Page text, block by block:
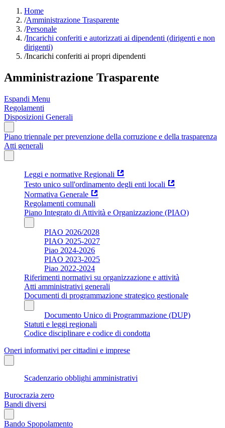
Home
/Amministrazione Trasparente
/Personale
/Incarichi conferiti e autorizzati ai dipendenti (dirigenti e non
dirigenti)
/Incarichi conferiti ai propri dipendenti
Amministrazione Trasparente
Espandi Menu
Regolamenti
Disposizioni Generali
Piano triennale per prevenzione della corruzione e della trasparenza
Atti generali
Leggi e normative Regionali
Testo unico sull'ordinamento degli enti locali
Normativa Generale
Regolamenti comunali
Piano Integrato di Attività e Organizzazione (PIAO)
PIAO 2026/2028
PIAO 2025-2027
Piao 2024-2026
PIAO 2023-2025
Piao 2022-2024
Riferimenti normativi su organizzazione e attività
Atti amministrativi generali
Documenti di programmazione strategico gestionale
Documento Unico di Programmazione (DUP)
Statuti e leggi regionali
Codice disciplinare e codice di condotta
Oneri informativi per cittadini e imprese
Scadenzario obblighi amministrativi
Burocrazia zero
Bandi diversi
Bando Spopolamento